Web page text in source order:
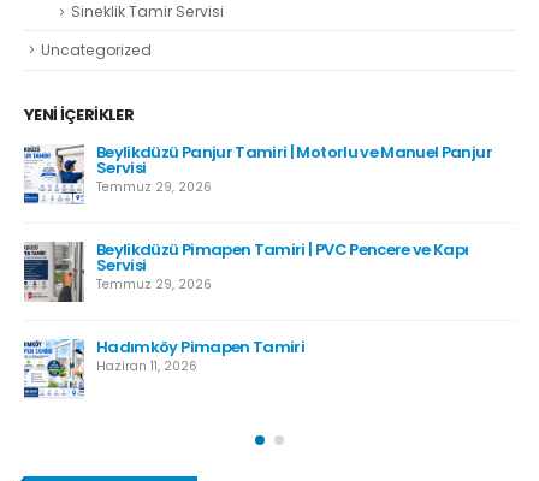
Sineklik Tamir Servisi
Uncategorized
YENI İÇERIKLER
Beylikdüzü Panjur Tamiri | Motorlu ve Manuel Panjur
Servisi
Temmuz 29, 2026
Beylikdüzü Pimapen Tamiri | PVC Pencere ve Kapı
Servisi
Temmuz 29, 2026
Hadımköy Pimapen Tamiri
Haziran 11, 2026